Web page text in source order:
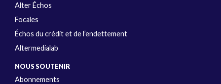
Alter Échos
Focales
Échos du crédit et de l’endettement
Altermedialab
NOUS SOUTENIR
Abonnements